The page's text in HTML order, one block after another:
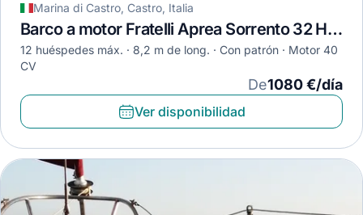
Marina di Castro, Castro, Italia
Barco a motor Fratelli Aprea Sorrento 32 HT · 2017
12 huéspedes máx. 8,2 m de long. Con patrón
Motor 40
CV
De1080 €/día
Ver disponibilidad